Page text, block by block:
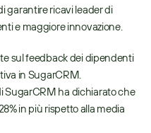
garantire ricavi leader di
e maggiore innovazione.
sul feedback dei dipendenti
in SugarCRM.
SugarCRM ha dichiarato che
in più rispetto alla media